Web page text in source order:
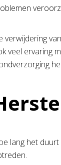
verwijdering
veel ervaring
lang het